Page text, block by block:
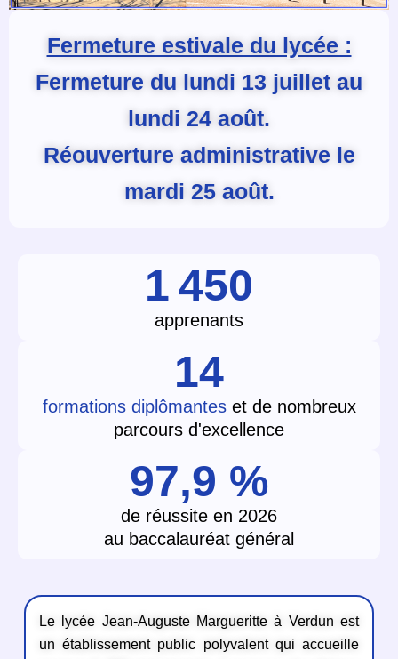
Fermeture estivale du lycée :
Fermeture du lundi 13 juillet au
lundi 24 août.
Réouverture administrative le
mardi 25 août.
1 450
apprenants
14
formations diplômantes et de nombreux
parcours d'excellence
97,9 %
de réussite en 2026
au baccalauréat général
Le lycée Jean-Auguste Margueritte à Verdun est
un établissement public polyvalent qui accueille